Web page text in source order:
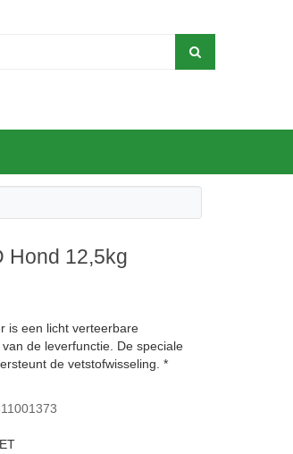
Hond 12,5kg
is een licht verteerbare
de leverfunctie. De speciale
de vetstofwisseling. *